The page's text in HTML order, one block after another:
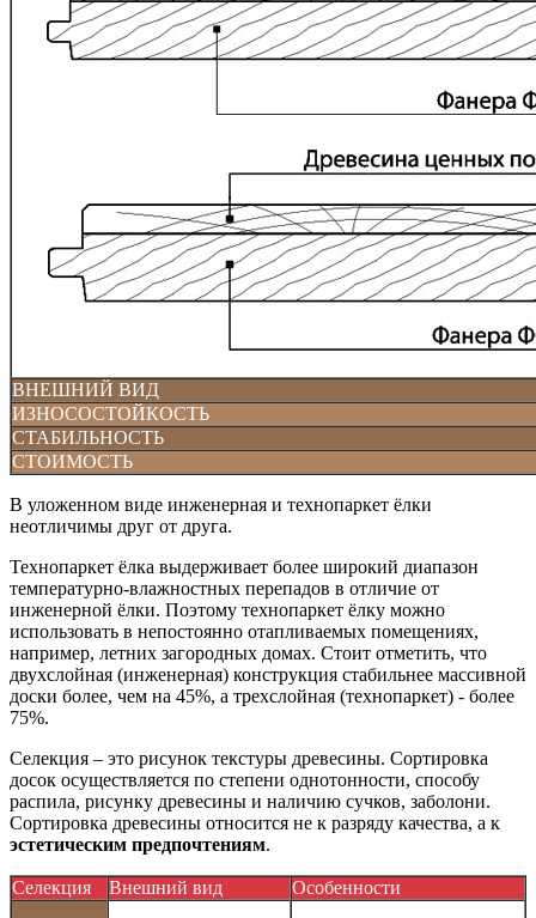
ВНЕШНИЙ ВИД
ИЗНОСОСТОЙКОСТЬ
СТАБИЛЬНОСТЬ
СТОИМОСТЬ
В уложенном виде инженерная и технопаркет ёлки
неотличимы друг от друга.
Технопаркет ёлка выдерживает более широкий диапазон
температурно-влажностных перепадов в отличие от
инженерной ёлки. Поэтому технопаркет ёлку можно
использовать в непостоянно отапливаемых помещениях,
например, летних загородных домах. Стоит отметить, что
двухслойная (инженерная) конструкция стабильнее массивной
доски более, чем на 45%, а трехслойная (технопаркет) - более
75%.
Селекция – это рисунок текстуры древесины. Сортировка
досок осуществляется по степени однотонности, способу
распила, рисунку древесины и наличию сучков, заболони.
Сортировка древесины относится не к разряду качества, а к
эстетическим предпочтениям.
Селекция Внешний вид Особенности